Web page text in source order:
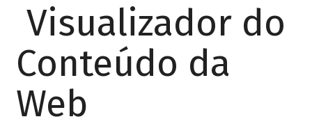
Visualizador do
Conteúdo da
Web